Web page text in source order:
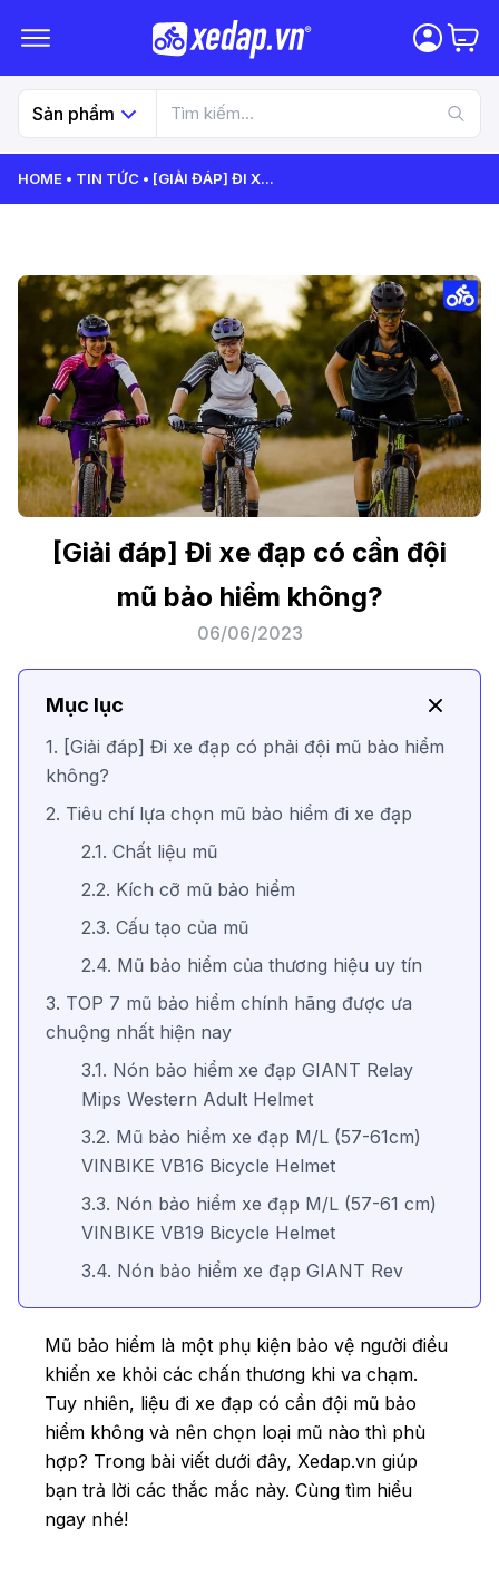
Sản phẩm
HOME TIN TỨC [GIẢI ĐÁP] ĐI X...
[Giải đáp] Đi xe đạp có cần đội
mũ bảo hiểm không?
06/06/2023
Mục lục
1. [Giải đáp] Đi xe đạp có phải đội mũ bảo hiểm
không?
2. Tiêu chí lựa chọn mũ bảo hiểm đi xe đạp
2.1. Chất liệu mũ
2.2. Kích cỡ mũ bảo hiểm
2.3. Cấu tạo của mũ
2.4. Mũ bảo hiểm của thương hiệu uy tín
3. TOP 7 mũ bảo hiểm chính hãng được ưa
chuộng nhất hiện nay
3.1. Nón bảo hiểm xe đạp GIANT Relay
Mips Western Adult Helmet
3.2. Mũ bảo hiểm xe đạp M/L (57-61cm)
VINBIKE VB16 Bicycle Helmet
3.3. Nón bảo hiểm xe đạp M/L (57-61 cm)
VINBIKE VB19 Bicycle Helmet
3.4. Nón bảo hiểm xe đạp GIANT Rev
3.5. Mũ bảo hiểm xe đạp M/L (57-61 cm)
VINBIKE VB17 Bicycle Helmet
3.6. Nón bảo hiểm xe đạp GIANT Helmet
Compel Mips
3.7. Mũ bảo hiểm xe đạp ROYAL JC03
Helmet
Mũ bảo hiểm là một phụ kiện bảo vệ người điều
khiển xe khỏi các chấn thương khi va chạm.
Tuy nhiên, liệu đi xe đạp có cần đội mũ bảo
hiểm không và nên chọn loại mũ nào thì phù
hợp? Trong bài viết dưới đây, Xedap.vn giúp
bạn trả lời các thắc mắc này. Cùng tìm hiểu
ngay nhé!